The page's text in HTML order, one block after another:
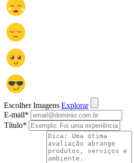
Escolher Imagens Explorar
E-mail*
Título*